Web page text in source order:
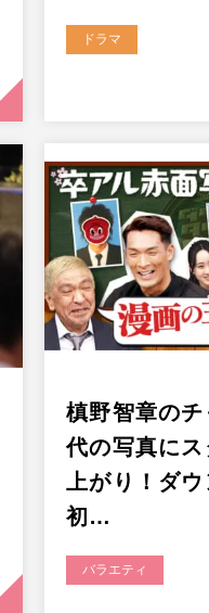
ドラマ
槙野智章の
代の写真にス
上がり！ダ
初…
バラエティ